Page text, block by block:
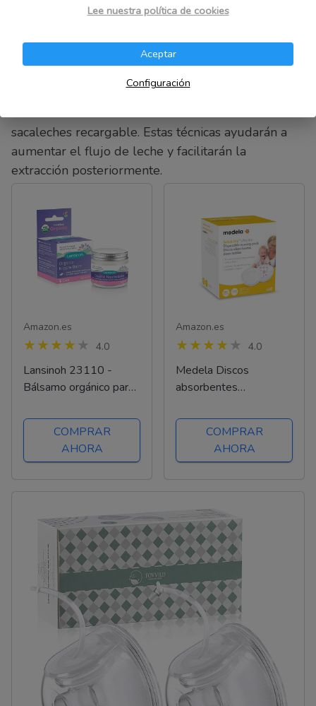
técnicas como masajes suaves en los senos y
palmas de las manos en los senos y realicen
movimientos circulares suaves y ascendentes.
Apliquen calor mediante una compresa tibia o una
ducha caliente antes de comenzar a usar el
sacaleches recargable. Estas técnicas ayudarán a
aumentar el flujo de leche y facilitarán la
extracción posteriormente.
Amazon.es
4.0
Lansinoh 23110 -
Bálsamo orgánico para
COMPRAR
AHORA
Amazon.es
4.0
Medela Discos
absorbentes
Dry thin - Discos de
lactancia
extremadamente finos
de lactancia...
COMPRAR
AHORA
Lee nuestra política de cookies
Aceptar
Configuración